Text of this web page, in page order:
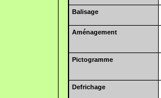
Balisage
Aménagement
Pictogramme
Defrichage